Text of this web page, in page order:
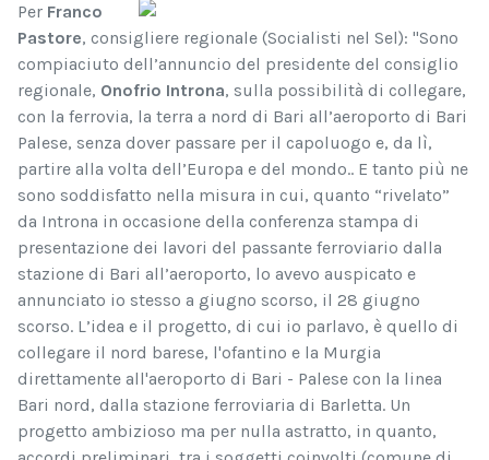
Per Franco
Pastore, consigliere regionale (Socialisti nel Sel): "Sono
compiaciuto dell’annuncio del presidente del consiglio
regionale, Onofrio Introna, sulla possibilità di collegare,
con la ferrovia, la terra a nord di Bari all’aeroporto di Bari
Palese, senza dover passare per il capoluogo e, da lì,
partire alla volta dell’Europa e del mondo.. E tanto più ne
sono soddisfatto nella misura in cui, quanto “rivelato”
da Introna in occasione della conferenza stampa di
presentazione dei lavori del passante ferroviario dalla
stazione di Bari all’aeroporto, lo avevo auspicato e
annunciato io stesso a giugno scorso, il 28 giugno
scorso. L’idea e il progetto, di cui io parlavo, è quello di
collegare il nord barese, l'ofantino e la Murgia
direttamente all'aeroporto di Bari - Palese con la linea
Bari nord, dalla stazione ferroviaria di Barletta. Un
progetto ambizioso ma per nulla astratto, in quanto,